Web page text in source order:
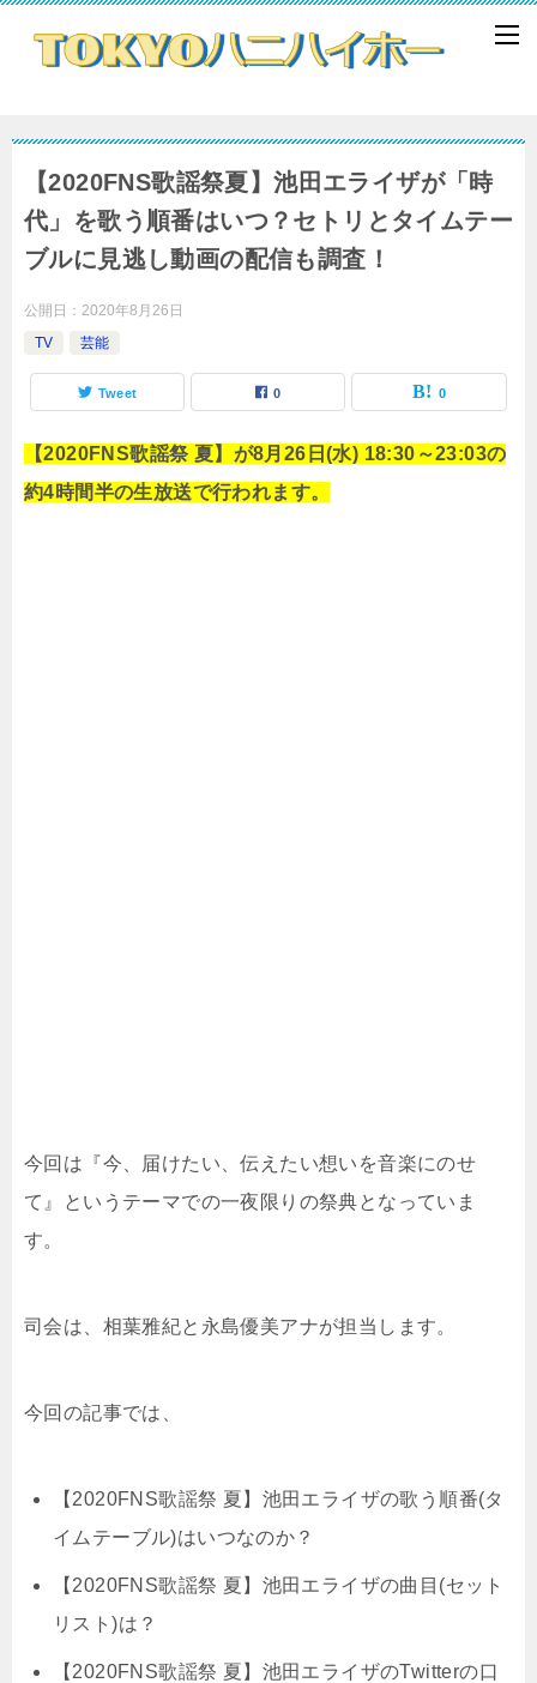
【2020FNS歌謡祭夏】池田エライザが「時
代」を歌う順番はいつ？セトリとタイムテー
ブルに見逃し動画の配信も調査！
公開日： 2020年8月26日
TV
芸能
Tweet 0 0
【2020FNS歌謡祭 夏】が8月26日(水) 18:30～23:03の
約4時間半の生放送で行われます。
今回は『今、届けたい、伝えたい想いを音楽にのせ
て』というテーマでの一夜限りの祭典となっていま
す。
司会は、相葉雅紀と永島優美アナが担当します。
今回の記事では、
【2020FNS歌謡祭 夏】池田エライザの歌う順番(タ
イムテーブル)はいつなのか？
【2020FNS歌謡祭 夏】池田エライザの曲目(セット
リスト)は？
【2020FNS歌謡祭 夏】池田エライザのTwitterの口